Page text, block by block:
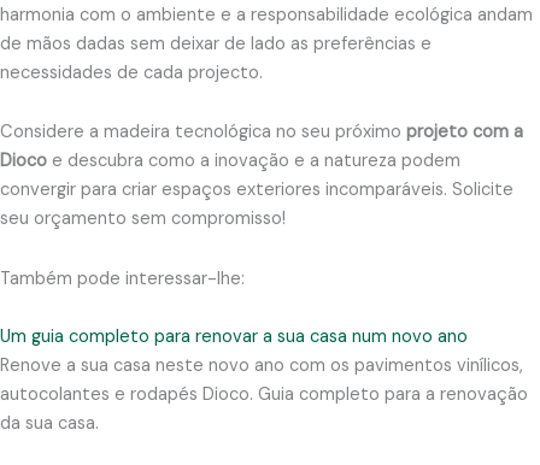
harmonia com o ambiente e a responsabilidade ecológica andam
de mãos dadas sem deixar de lado as preferências e
necessidades de cada projecto.
Considere a madeira tecnológica no seu próximo projeto com a
Dioco e descubra como a inovação e a natureza podem
convergir para criar espaços exteriores incomparáveis. Solicite
seu orçamento sem compromisso!
Também pode interessar-lhe:
Um guia completo para renovar a sua casa num novo ano
Renove a sua casa neste novo ano com os pavimentos vinílicos,
autocolantes e rodapés Dioco. Guia completo para a renovação
da sua casa.